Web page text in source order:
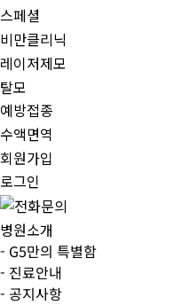
스페셜
비만클리닉
레이저제모
탈모
예방접종
수액면역
회원가입
로그인
병원소개
- G5만의 특별함
- 진료안내
- 공지사항